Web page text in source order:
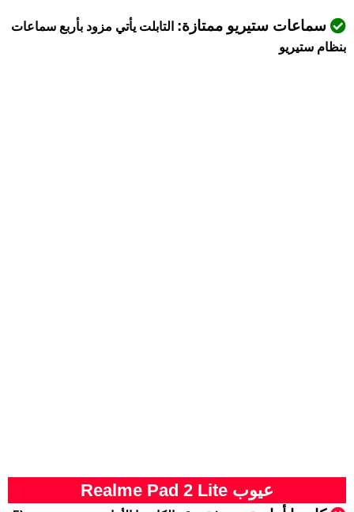
سماعات ستيريو ممتازة: التابلت يأتي مزود بأربع سماعات
بنظام ستيريو
عيوب Realme Pad 2 Lite